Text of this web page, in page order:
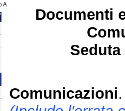
A
Documenti
Comunicazioni